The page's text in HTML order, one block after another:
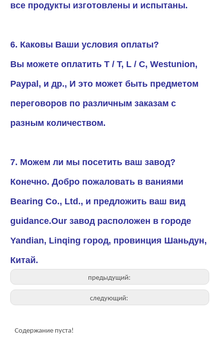
все продукты изготовлены и испытаны.
6. Каковы Ваши условия оплаты?
Вы можете оплатить T / T, L / C, Westunion,
Paypal, и др., И это может быть предметом
переговоров по различным заказам с
разным количеством.
7. Можем ли мы посетить ваш завод?
Конечно. Добро пожаловать в ваниями
Bearing Co., Ltd., и предложить ваш вид
guidance.Our завод расположен в городе
Yandian, Linqing город, провинция Шаньдун,
Китай.
предыдущий:
следующий:
Содержание пуста!